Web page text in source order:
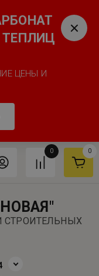
ЦЕНЫ И
0
0
СТРОИТЕЛЬНЫХ